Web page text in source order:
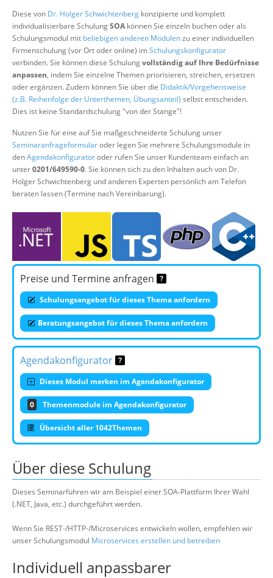
Suche
Diese von Dr. Holger Schwichtenberg konzipierte und komplett
individualisierbare SchulungSOA können Sie einzeln buchen oder als
Schulungsmodul mit beliebigen anderen Modulenzu einer individuellen
Firmenschulung (vor Ort oder online) imSchulungskonfigurator
verbinden. Sie können diese Schulungvollständig auf Ihre Bedürfnisse
anpassen, indem Sie einzelne Themen priorisieren, streichen, ersetzen
oder ergänzen. Zudem können Sie über die Didaktik/Vorgehensweise
(z.B. Reihenfolge der Unterthemen, Übungsanteil) selbst entscheiden.
Dies ist keine Standardschulung "von der Stange"!
Nutzen Sie für eine auf Sie maßgeschneiderte Schulung unser
Seminaranfrageformularoder legen Sie mehrere Schulungsmodule in
denAgendakonfiguratoroder rufen Sie unser Kundenteam einfach an
unter0201/649590-0. Sie können sich zu den Inhalten auch von Dr.
Holger Schwichtenberg und anderen Experten persönlich am Telefon
beraten lassen (Termine nach Vereinbarung).
Preise und Termine anfragen
Schulungsangebot für dieses Thema anfordern
Beratungsangebot für dieses Thema anfordern
Agendakonfigurator
Dieses Modul merken im Agendakonfigurator
0 Themenmodule im Agendakonfigurator
Übersicht aller 1042Themen
Über diese Schulung
Dieses Seminarführen wir am Beispiel einer SOA-Plattform Ihrer Wahl
(.NET, Java, etc.) durchgeführt werden.
Wenn Sie REST-/HTTP-/Microservices entwickeln wollen, empfehlen wir
unser Schulungsmodul Microservices erstellen und betreiben
Individuell anpassbarer